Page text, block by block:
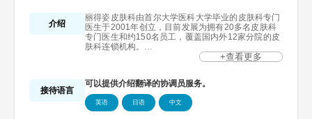
介绍
丽得姿皮肤科由首尔大学医科大学毕业的皮肤科专门
医生于2001年创立，目前发展为拥有20多名皮肤科
专门医生和约150名员工，覆盖国内外12家分院的皮
肤科连锁机构。
丽得姿皮肤科的全体医疗团队通过在国内外知名学会
尽全力为顾客提供高水准的医疗服务。
+查看更多
接待语言
可以提供介绍翻译的协调员服务。
英语 日语 中文